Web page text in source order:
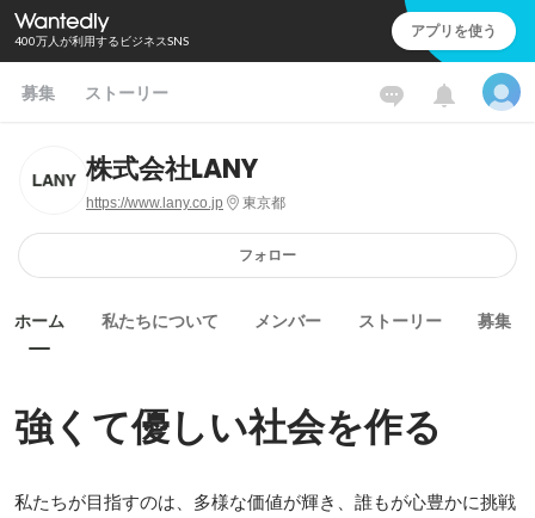
400万人が利用するビジネスSNS アプリを使う
募集 ストーリー
株式会社LANY
https://www.lany.co.jp 東京都
フォロー
ホーム 私たちについて メンバー ストーリー 募集
強くて優しい社会を作る
私たちが目指すのは、多様な価値が輝き、誰もが心豊かに挑戦